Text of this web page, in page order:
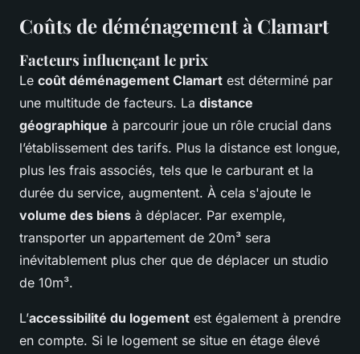
Coûts de déménagement à Clamart
Facteurs influençant le prix
Le coût déménagement Clamart est déterminé par
une multitude de facteurs. La distance
géographique à parcourir joue un rôle crucial dans
l’établissement des tarifs. Plus la distance est longue,
plus les frais associés, tels que le carburant et la
durée du service, augmentent. À cela s'ajoute le
volume des biens à déplacer. Par exemple,
transporter un appartement de 20m³ sera
inévitablement plus cher que de déplacer un studio
de 10m³.
L’accessibilité du logement est également à prendre
en compte. Si le logement se situe en étage élevé